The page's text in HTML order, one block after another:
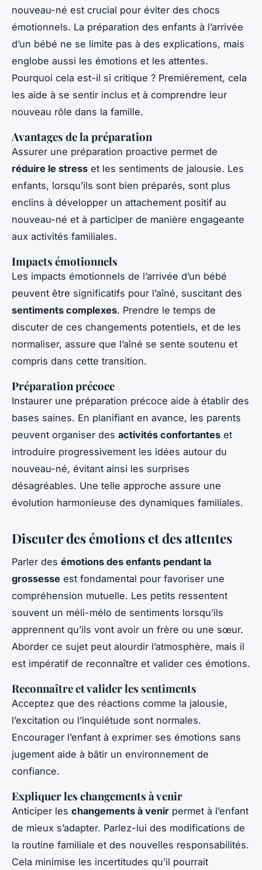
nouveau-né est crucial pour éviter des chocs
émotionnels. La préparation des enfants à l’arrivée
d’un bébé ne se limite pas à des explications, mais
englobe aussi les émotions et les attentes.
Pourquoi cela est-il si critique ? Premièrement, cela
les aide à se sentir inclus et à comprendre leur
nouveau rôle dans la famille.
Avantages de la préparation
Assurer une préparation proactive permet de
réduire le stress et les sentiments de jalousie. Les
enfants, lorsqu’ils sont bien préparés, sont plus
enclins à développer un attachement positif au
nouveau-né et à participer de manière engageante
aux activités familiales.
Impacts émotionnels
Les impacts émotionnels de l’arrivée d’un bébé
peuvent être significatifs pour l’aîné, suscitant des
sentiments complexes. Prendre le temps de
discuter de ces changements potentiels, et de les
normaliser, assure que l’aîné se sente soutenu et
compris dans cette transition.
Préparation précoce
Instaurer une préparation précoce aide à établir des
bases saines. En planifiant en avance, les parents
peuvent organiser des activités confortantes et
introduire progressivement les idées autour du
nouveau-né, évitant ainsi les surprises
désagréables. Une telle approche assure une
évolution harmonieuse des dynamiques familiales.
Discuter des émotions et des attentes
Parler des émotions des enfants pendant la
grossesse est fondamental pour favoriser une
compréhension mutuelle. Les petits ressentent
souvent un méli-mélo de sentiments lorsqu’ils
apprennent qu’ils vont avoir un frère ou une sœur.
Aborder ce sujet peut alourdir l’atmosphère, mais il
est impératif de reconnaître et valider ces émotions.
Reconnaître et valider les sentiments
Acceptez que des réactions comme la jalousie,
l’excitation ou l’inquiétude sont normales.
Encourager l’enfant à exprimer ses émotions sans
jugement aide à bâtir un environnement de
confiance.
Expliquer les changements à venir
Anticiper les changements à venir permet à l’enfant
de mieux s’adapter. Parlez-lui des modifications de
la routine familiale et des nouvelles responsabilités.
Cela minimise les incertitudes qu’il pourrait